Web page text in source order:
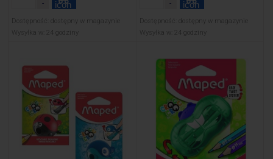
Dostępność:
dostępny w magazynie
Wysyłka w:
24 godziny
Dostępność:
dostępny w magazynie
Wysyłka w:
24 godziny